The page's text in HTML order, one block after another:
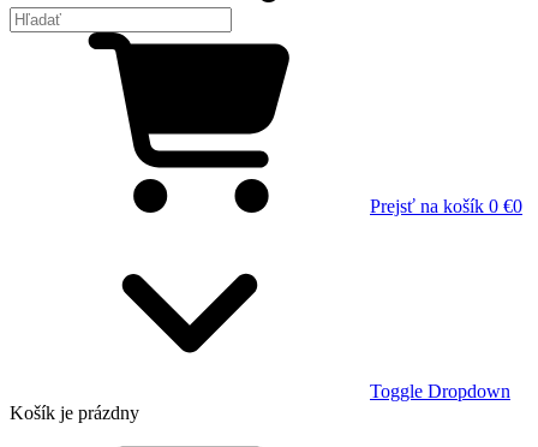
Prejsť na košík 0 €0
Toggle Dropdown
Košík je prázdny